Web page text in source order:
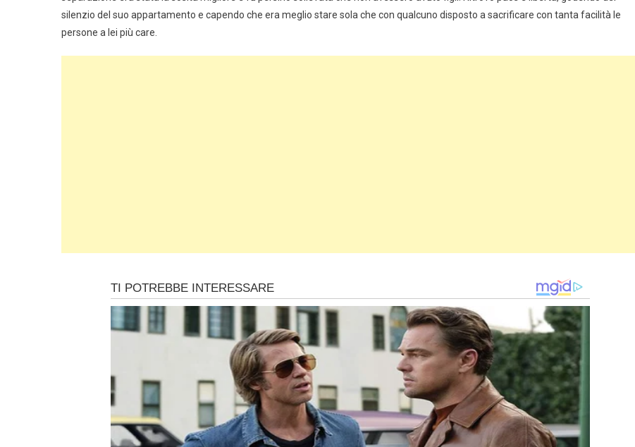
silenzio del suo appartamento e capendo che era meglio stare sola che con qualcuno disposto a sacrificare con tanta facilità le
persone a lei più care.